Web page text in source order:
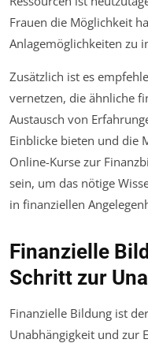
Frauen die Möglichkeit
Anlagemöglichkeiten zu
Zusätzlich ist es
vernetzen, die ähnliche
Austausch von
Einblicke bieten und die
Online-Kurse zur
sein, um das nötige
in finanziellen
Finanzielle
Schritt zur
Finanzielle Bildung ist
Unabhängigkeit und zur